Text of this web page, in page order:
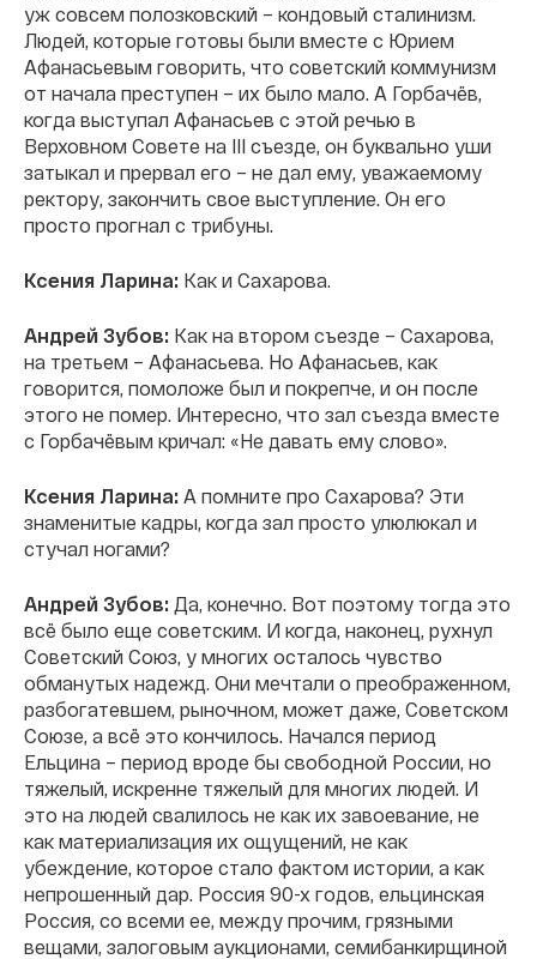
уж совсем полозковский – кондовый сталинизм.
Людей, которые готовы были вместе с Юрием
Афанасьевым говорить, что советский коммунизм
от начала преступен – их было мало. А Горбачёв,
когда выступал Афанасьев c этой речью в
Верховном Совете на III съезде, он буквально уши
затыкал и прервал его – не дал ему, уважаемому
ректору, закончить свое выступление. Он его
просто прогнал с трибуны.
Ксения Ларина: Как и Сахарова.
Андрей Зубов: Как на втором съезде – Сахарова,
на третьем – Афанасьева. Но Афанасьев, как
говорится, помоложе был и покрепче, и он после
этого не помер. Интересно, что зал съезда вместе
с Горбачёвым кричал: «Не давать ему слово».
Ксения Ларина: А помните про Сахарова? Эти
знаменитые кадры, когда зал просто улюлюкал и
стучал ногами?
Андрей Зубов: Да, конечно. Вот поэтому тогда это
всё было еще советским. И когда, наконец, рухнул
Советский Союз, у многих осталось чувство
обманутых надежд. Они мечтали о преображенном,
разбогатевшем, рыночном, может даже, Советском
Союзе, а всё это кончилось. Начался период
Ельцина – период вроде бы свободной России, но
тяжелый, искренне тяжелый для многих людей. И
это на людей свалилось не как их завоевание, не
как материализация их ощущений, не как
убеждение, которое стало фактом истории, а как
непрошенный дар. Россия 90-х годов, ельцинская
Россия, со всеми ее, между прочим, грязными
вещами, залоговым аукционами, семибанкирщиной